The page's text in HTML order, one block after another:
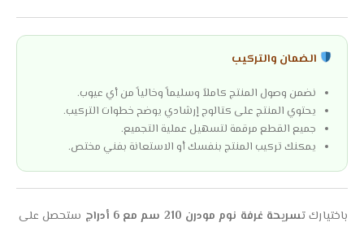
الضمان والتركيب
نضمن وصول المنتج كاملاً وسليماً وخالياً من أي عيوب.
يحتوي المنتج على كتالوج إرشادي يوضح خطوات التركيب.
جميع القطع مرقمة لتسهيل عملية التجميع.
يمكنك تركيب المنتج بنفسك أو الاستعانة بفني مختص.
باختياركتسريحة غرفة نوم مودرن 210 سم مع 6 أدراج
ستحصل على